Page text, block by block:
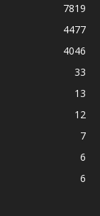
7819
4477
4046
33
13
12
7
6
6